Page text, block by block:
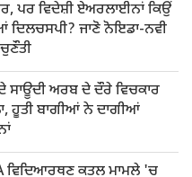
ਪਰ ਵਿਦੇਸ਼ੀ ਏਅਰਲਾਈਨਾਂ ਕਿਉਂ
ਦਿਲਚਸਪੀ? ਜਾਣੋ ਨੋਇਡਾ-ਨਵੀ
ਸਾਊਦੀ ਅਰਬ ਦੇ ਦੌਰੇ ਵਿਚਕਾਰ
ਹੂਤੀ ਬਾਗੀਆਂ ਨੇ ਦਾਗੀਆਂ
ਵਿਦਿਆਰਥਣ ਕਤਲ ਮਾਮਲੇ 'ਚ